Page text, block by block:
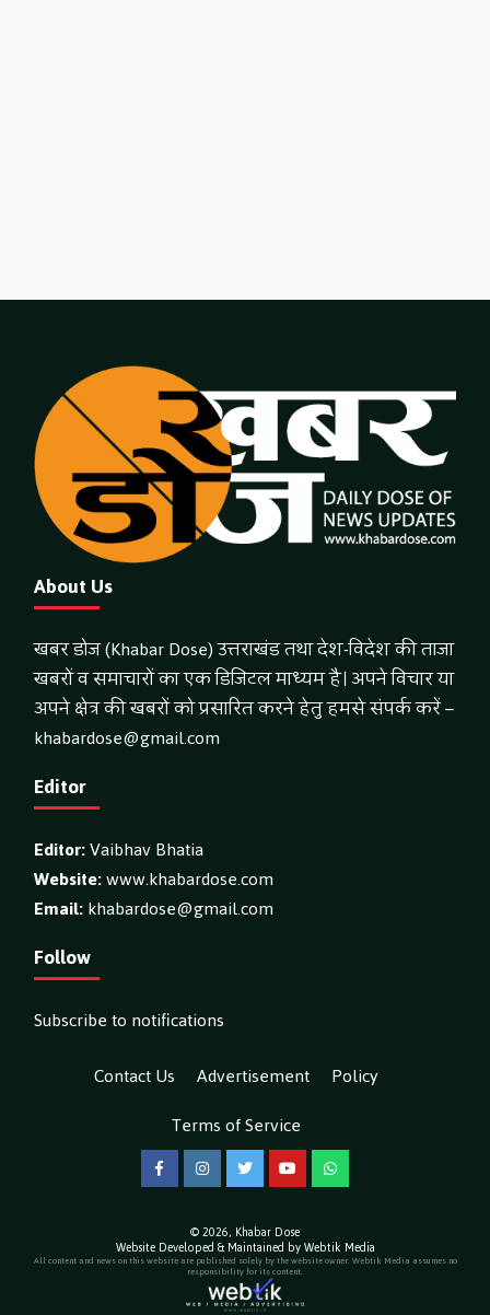
About Us
खबर डोज (Khabar Dose) उत्तराखंड तथा देश-विदेश की ताजा
खबरों व समाचारों का एक डिजिटल माध्यम है। अपने विचार या
अपने क्षेत्र की खबरों को प्रसारित करने हेतु हमसे संपर्क करें –
khabardose@gmail.com
Editor
Editor:Vaibhav Bhatia
Website:www.khabardose.com
Email:khabardose@gmail.com
Follow
Subscribe to notifications
Contact Us
Advertisement
Policy
Terms of Service
FacebookInstagramTwitterYouTubeWhatsApp
© 2026, Khabar Dose
Website Developed & Maintained by Webtik Media
All content and news on this website are published solely by the website owner. Webtik Media assumes no
responsibility for its content.